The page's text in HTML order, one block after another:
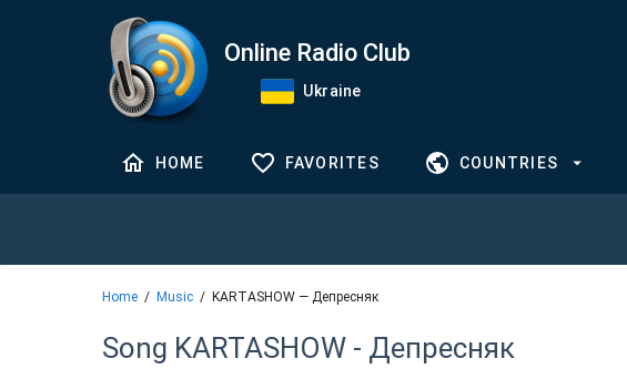
Online Radio Club
Ukraine
HOME FAVORITES COUNTRIES
Home Music KARTASHOW — Депресняк
Song KARTASHOW - Депресняк